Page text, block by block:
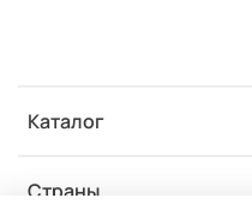
Каталог
Страны